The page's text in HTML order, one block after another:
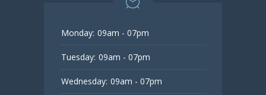
Monday: 09am - 07pm
Tuesday: 09am - 07pm
Wednesday: 09am - 07pm